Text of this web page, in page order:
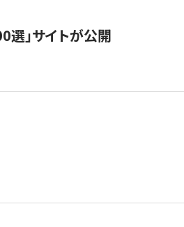
選」サイトが公開